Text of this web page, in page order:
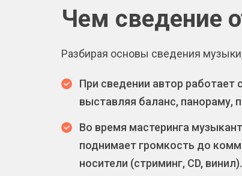
Чем сведение
Разбирая основы сведения
При сведении автор
выставляя баланс, панораму,
Во время мастеринга
поднимает громкость до
носители (стриминг, CD, винил).